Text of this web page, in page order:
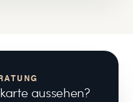
aussehen?